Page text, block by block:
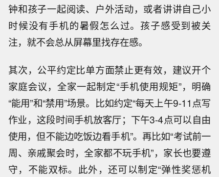
钟和孩子一起阅读、户外活动，或者讲讲自己小
时候没有手机的暑假怎么过。孩子感受到被关
注，就不会总从屏幕里找存在感。
其次，公平约定比单方面禁止更有效，建议开个
家庭会议，全家一起制定“手机使用规矩”，明确
“能用”和“禁用”场景。比如约定“每天上午9-11点写
作业，这段时间手机放客厅；下午3-4点可以自由
使用，但不能边吃饭边看手机”。再比如“考试前一
周、亲戚聚会时，全家都不玩手机”，家长也要遵
守，不能双标。此外，还可以制定“弹性奖惩机